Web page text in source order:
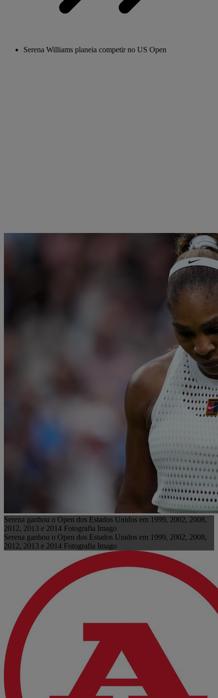
Serena Williams planeia competir no US Open
Serena ganhou o Open dos Estados Unidos em 1999, 2002, 2008,
2012, 2013 e 2014 Fotografia Imago
Serena ganhou o Open dos Estados Unidos em 1999, 2002, 2008,
2012, 2013 e 2014 Fotografia Imago